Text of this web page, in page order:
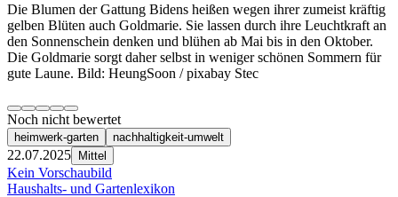
Die Blumen der Gattung Bidens heißen wegen ihrer zumeist kräftig
gelben Blüten auch Goldmarie. Sie lassen durch ihre Leuchtkraft an
den Sonnenschein denken und blühen ab Mai bis in den Oktober.
Die Goldmarie sorgt daher selbst in weniger schönen Sommern für
gute Laune. Bild: HeungSoon / pixabay Stec
Noch nicht bewertet
heimwerk-garten nachhaltigkeit-umwelt
22.07.2025 Mittel
Kein Vorschaubild
Haushalts- und Gartenlexikon